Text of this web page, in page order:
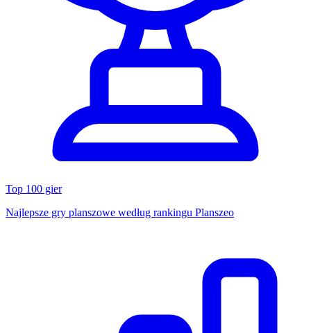
Top 100 gier
Najlepsze gry planszowe według rankingu Planszeo